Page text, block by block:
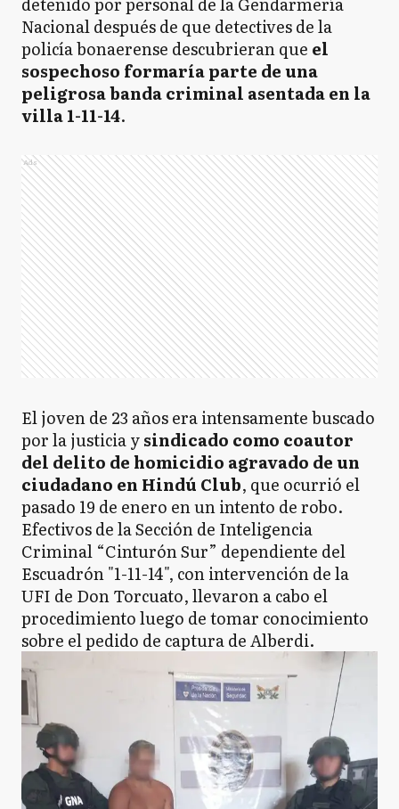
Nacional después de que detectives de la
policía bonaerense descubrieran que el
sospechoso formaría parte de una
peligrosa banda criminal asentada en la
villa 1-11-14.
Ads
El joven de 23 años era intensamente buscado
por la justicia ysindicado como coautor
del delito de homicidio agravado de un
ciudadano en Hindú Club, que ocurrió el
pasado 19 de enero en un intento de robo.
Efectivos de la Sección de Inteligencia
Criminal “Cinturón Sur” dependiente del
Escuadrón "1-11-14", con intervención de la
UFI de Don Torcuato, llevaron a cabo el
procedimiento luego de tomar conocimiento
sobre el pedido de captura de Alberdi.